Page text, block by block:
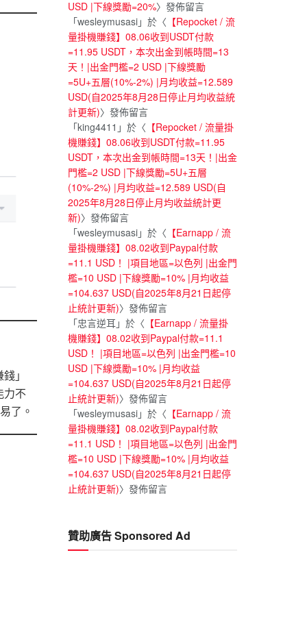
」
力不
了。
USD |下線獎勵=20%〉發佈留言
「wesleymusasi」於〈 【Repocket / 流
量掛機賺錢】08.06收到USDT付款
=11.95 USDT，本次出金到帳時間=13
天！|出金門檻=2 USD |下線獎勵
=5U+五層(10%-2%) |月均收益=12.589
USD(自2025年8月28日停止月均收益統
計更新)〉發佈留言
「king4411 」於〈 【Repocket / 流量掛
機賺錢】08.06收到USDT付款=11.95
USDT，本次出金到帳時間=13天！|出金
門檻=2 USD |下線獎勵=5U+五層
(10%-2%) |月均收益=12.589 USD(自
2025年8月28日停止月均收益統計更
新)〉發佈留言
「wesleymusasi」於〈 【Earnapp / 流
量掛機賺錢】08.02收到Paypal付款
=11.1 USD！ |項目地區=以色列 |出金門
檻=10 USD |下線獎勵=10% |月均收益
=104.637 USD(自2025年8月21日起停
止統計更新)〉發佈留言
「忠言逆耳 」於〈 【Earnapp / 流量掛
機賺錢】08.02收到Paypal付款=11.1
USD！ |項目地區=以色列 |出金門檻=10
USD |下線獎勵=10% |月均收益
=104.637 USD(自2025年8月21日起停
止統計更新)〉發佈留言
「wesleymusasi」於〈 【Earnapp / 流
量掛機賺錢】08.02收到Paypal付款
=11.1 USD！ |項目地區=以色列 |出金門
檻=10 USD |下線獎勵=10% |月均收益
=104.637 USD(自2025年8月21日起停
止統計更新)〉發佈留言
贊助廣告 Sponsored Ad